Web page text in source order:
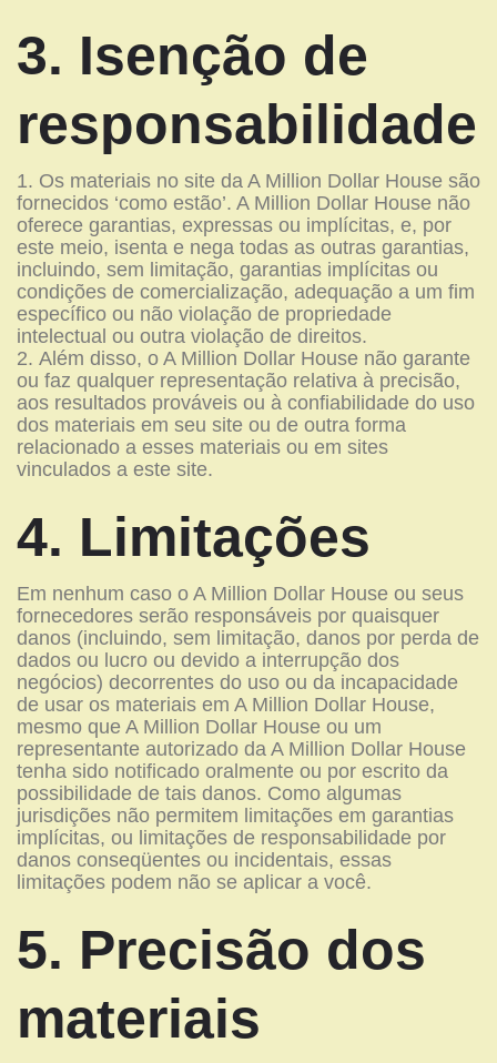
3. Isenção de
responsabilidade
Os materiais no site da A Million Dollar House são
fornecidos ‘como estão’. A Million Dollar House não
oferece garantias, expressas ou implícitas, e, por
este meio, isenta e nega todas as outras garantias,
incluindo, sem limitação, garantias implícitas ou
condições de comercialização, adequação a um fim
específico ou não violação de propriedade
intelectual ou outra violação de direitos.
Além disso, o A Million Dollar House não garante
ou faz qualquer representação relativa à precisão,
aos resultados prováveis ​​ou à confiabilidade do uso
dos materiais em seu site ou de outra forma
relacionado a esses materiais ou em sites
vinculados a este site.
4. Limitações
Em nenhum caso o A Million Dollar House ou seus
fornecedores serão responsáveis ​​por quaisquer
danos (incluindo, sem limitação, danos por perda de
dados ou lucro ou devido a interrupção dos
negócios) decorrentes do uso ou da incapacidade
de usar os materiais em A Million Dollar House,
mesmo que A Million Dollar House ou um
representante autorizado da A Million Dollar House
tenha sido notificado oralmente ou por escrito da
possibilidade de tais danos. Como algumas
jurisdições não permitem limitações em garantias
implícitas, ou limitações de responsabilidade por
danos conseqüentes ou incidentais, essas
limitações podem não se aplicar a você.
5. Precisão dos
materiais